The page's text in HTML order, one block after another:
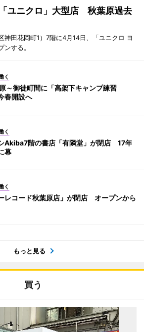
ユニクロ」大型店 秋葉原過去
神田花岡町1）7階に4月14日、「ユニクロ ヨ
ンする。
く
～御徒町間に「高架下キャンプ練習
開設へ
く
Akiba7階の書店「有隣堂」が閉店 17年
幕
く
レコード秋葉原店」が閉店 オープンから
もっと見る
買う